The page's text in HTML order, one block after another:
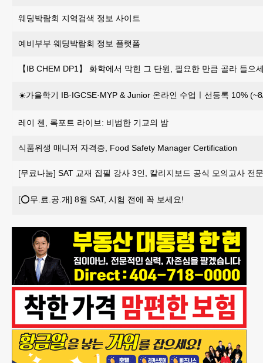
웨딩박람회 지역검색 정보 사이트
예비부부 웨딩박람회 정보 플랫폼
【IB CHEM DP1】 화학에서 막힌 그 단원, 필요한 만큼 골라 들으
☀️가을학기 IB·IGCSE·MYP & Junior 온라인 수업ㅣ선등록 10%
레이 첸, 록포트 라이브: 비범한 기교의 밤
식품위생 매니저 자격증, Food Safety Manager Certification
[무료나눔] SAT 교재 집필 강사 3인, 칼리지보드 공식 모의고사 전
[⭕무.료.공.개] 8월 SAT, 시험 전에 꼭 보세요!